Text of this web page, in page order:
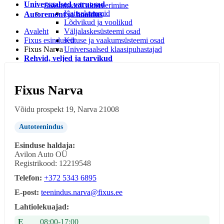
Universaalsed varuosad
Kaitsekummid
Lõdvikud ja voolikud
Väljalaskesüsteemi osad
Kütuse ja vaakumsüsteemi osad
Universaalsed klaasipuhastajad
Rehvid, veljed ja tarvikud
LEIUNURK
Leiunurk autotarvikud
Leiunurk autokeemia ja õlid
Säästukaardi aktiveerimine
Autoremont ja hooldus
Avaleht
Fixus esindused
Fixus Narva
Fixus Narva
Võidu prospekt 19, Narva 21008
Autoteenindus
Esinduse haldaja:
Avilon Auto OÜ
Registrikood: 12219548
Telefon: +372 5343 6895
E-post: teenindus.narva@fixus.ee
Lahtiolekuajad:
E
08:00-17:00